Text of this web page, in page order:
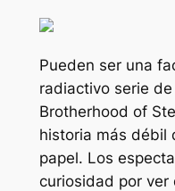
Pueden ser una
radiactivoserie de
Brotherhood of
historia más débil
papel. Los
curiosidad por ver